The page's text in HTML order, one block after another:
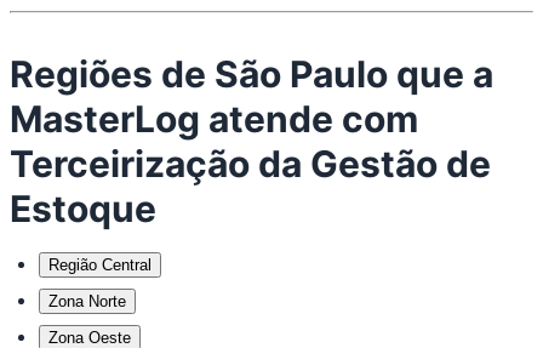
Regiões de São Paulo que a
MasterLog atende com
Terceirização da Gestão de
Estoque
Região Central
Zona Norte
Zona Oeste